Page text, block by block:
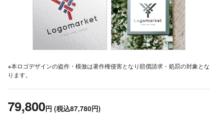
※本ロゴデザインの盗作・模倣は著作権侵害となり賠償請求・処罰の対象とな
ります。
79,800円 (税込87,780円)